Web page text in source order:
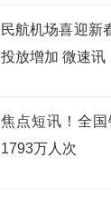
民航机场喜迎新
投放增加 微速讯
焦点短讯！全
1793万人次